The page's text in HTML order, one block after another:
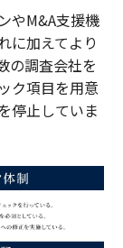
やM&A支援機
に加えてより
の調査会社を
ク項目を用意
停止していま